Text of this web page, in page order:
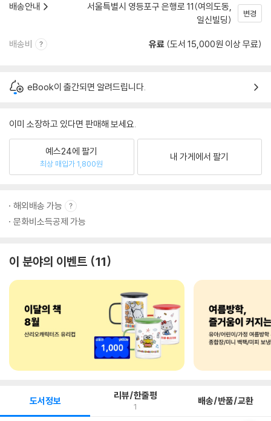
배송안내
서울특별시 영등포구 은행로 11(여의도동,
일신빌딩)
변경
배송비 유료 (도서 15,000원 이상 무료)
eBook이 출간되면 알려드립니다.
이미 소장하고 있다면 판매해 보세요.
예스24에 팔기
최상 매입가 1,800원
내 가게에서 팔기
해외배송 가능
문화비소득공제 가능
이 분야의 이벤트 11
도서정보 리뷰/한줄평
1 배송/반품/교환